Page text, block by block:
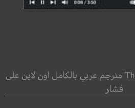
فلم The Lego Movie 2014 مترجم عربي بالكامل اون لاين على
فشار